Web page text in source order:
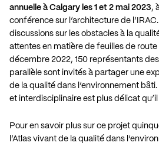
annuelle à Calgary les 1 et 2 mai 2023,
conférence sur l’architecture de
discussions sur les obstacles à la
attentes en matière de feuilles de
décembre 2022, 150 représentants
parallèle sont invités à partager une
de la qualité dans l’environnement bâti.
et interdisciplinaire est plus délicat qu’il
Pour en savoir plus sur ce projet
l’Atlas vivant de la qualité dans